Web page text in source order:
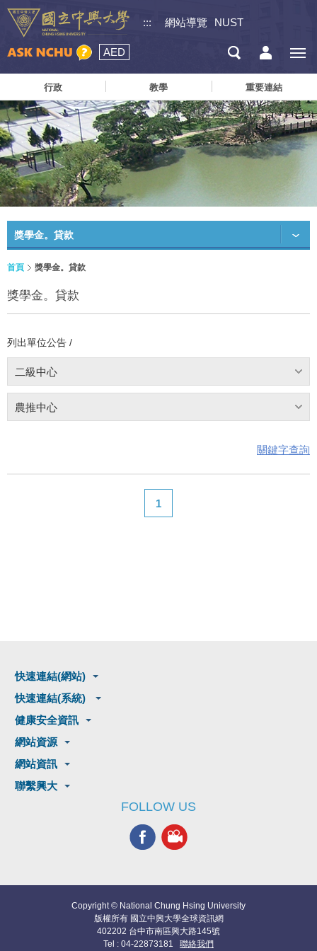
::: 網站導覽 NUST
AED
行政 教學 重要連結
獎學金。貸款
首頁 獎學金。貸款
獎學金。貸款
列出單位公告 /
二級中心
農推中心
關鍵字查詢
1
快速連結(網站)
快速連結(系統)
健康安全資訊
網站資源
網站資訊
聯繫興大
FOLLOW US
Copyright © National Chung Hsing University
版權所有 國立中興大學全球資訊網
402202 台中市南區興大路145號
Tel : 04-22873181 聯絡我們